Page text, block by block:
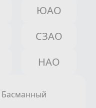
ЮАО
СЗАО
НАО
Басманный